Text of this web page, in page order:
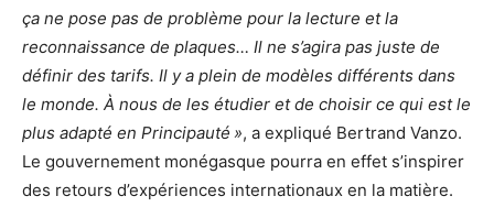
ça ne pose pas de problème pour la lecture et la
reconnaissance de plaques… Il ne s’agira pas juste de
définir des tarifs. Il y a plein de modèles différents dans
le monde. À nous de les étudier et de choisir ce qui est le
plus adapté en Principauté », a expliqué Bertrand Vanzo.
Le gouvernement monégasque pourra en effet s’inspirer
des retours d’expériences internationaux en la matière.